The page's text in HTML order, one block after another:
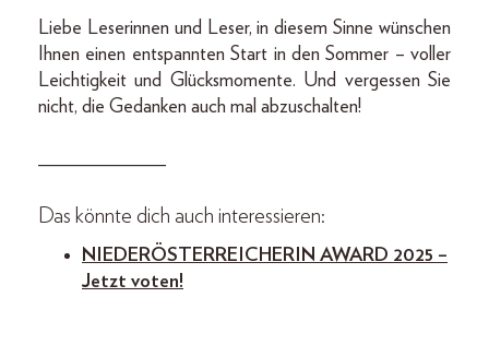
Liebe Leserinnen und Leser, in diesem Sinne wünschen
Ihnen einen entspannten Start in den Sommer – voller
Leichtigkeit und Glücksmomente. Und vergessen Sie
nicht, die Gedanken auch mal abzuschalten!
_____________
Das könnte dich auch interessieren:
NIEDERÖSTERREICHERIN AWARD 2025 –
Jetzt voten!